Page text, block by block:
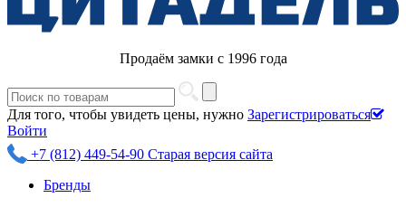
Продаём замки с 1996 года
Для того, чтобы увидеть цены, нужно Зарегистрироваться
Войти
+7 (812) 449-54-90 Старая версия сайта
Бренды